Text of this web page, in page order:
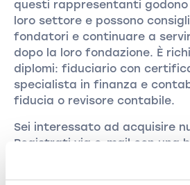
questi rappresentanti
loro settore e possono
fondatori e continuare a
dopo la loro fondazione. È
diplomi: fiduciario con
specialista in finanza e
fiducia o revisore contabile.
Sei interessato ad acquisire
Registrati via e-mail con una